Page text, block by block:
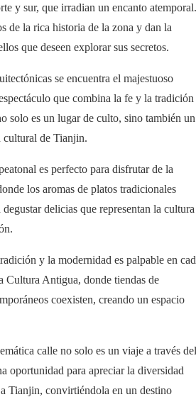
y sur, que irradian un encanto atemporal.
de la rica historia de la zona y dan la
que deseen explorar sus secretos.
se encuentra el majestuoso
que combina la fe y la tradición
solo es un lugar de culto, sino también un
cultural de Tianjin.
es perfecto para disfrutar de la
los aromas de platos tradicionales
delicias que representan la cultura
y la modernidad es palpable en
Cultura Antigua, donde tiendas de
coexisten, creando un espacio
calle no solo es un viaje a través del
oportunidad para apreciar la diversidad
Tianjin, convirtiéndola en un destino